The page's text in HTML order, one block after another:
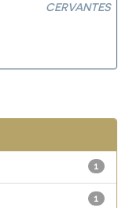
CERVANTES
1
1